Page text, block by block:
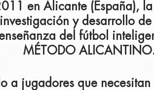
en Alicante (España),
y desarrollo
del fútbol
MÉTODO
a jugadores que